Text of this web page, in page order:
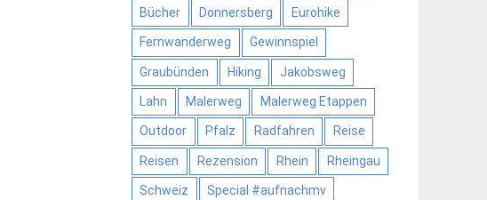
Bücher Donnersberg Eurohike
Fernwanderweg Gewinnspiel
Graubünden Hiking Jakobsweg
Lahn Malerweg Malerweg Etappen
Outdoor Pfalz Radfahren Reise
Reisen Rezension Rhein Rheingau
Schweiz Special #aufnachmv